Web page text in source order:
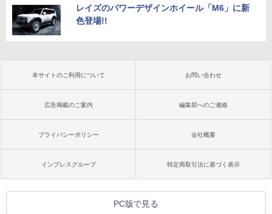
レイズのパワーデザインホイール「M6」に新
色登場!!
本サイトのご利用について お問い合わせ
広告掲載のご案内 編集部へのご連絡
プライバシーポリシー 会社概要
インプレスグループ 特定商取引法に基づく表示
PC版で見る